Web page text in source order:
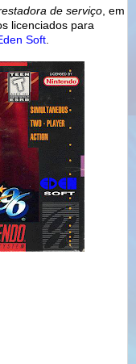
de serviço , em
licenciados para
Soft